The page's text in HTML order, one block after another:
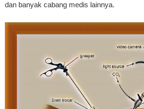
dan banyak cabang medis lainnya.